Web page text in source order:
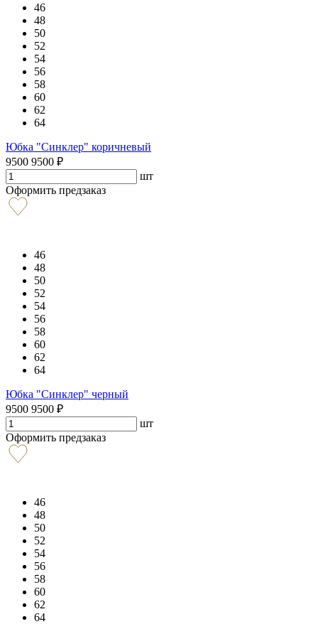
46
48
50
52
54
56
58
60
62
64
Юбка "Синклер" коричневый
9500 9500 ₽
шт
Оформить предзаказ
46
48
50
52
54
56
58
60
62
64
Юбка "Синклер" черный
9500 9500 ₽
шт
Оформить предзаказ
46
48
50
52
54
56
58
60
62
64